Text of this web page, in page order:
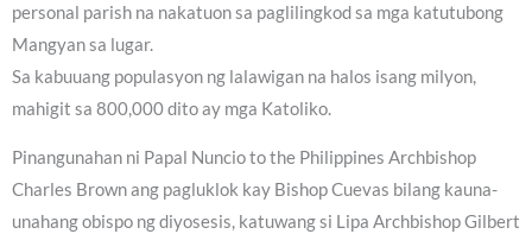
personal parish na nakatuon sa paglilingkod sa mga katutubong
Mangyan sa lugar.
Sa kabuuang populasyon ng lalawigan na halos isang milyon,
mahigit sa 800,000 dito ay mga Katoliko.
Pinangunahan ni Papal Nuncio to the Philippines Archbishop
Charles Brown ang pagluklok kay Bishop Cuevas bilang kauna-
unahang obispo ng diyosesis, katuwang si Lipa Archbishop Gilbert